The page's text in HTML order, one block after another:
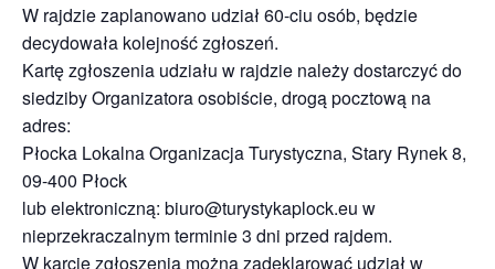
W rajdzie zaplanowano udział 60-ciu osób, będzie
decydowała kolejność zgłoszeń.
Kartę zgłoszenia udziału w rajdzie należy dostarczyć do
siedziby Organizatora osobiście, drogą pocztową na
adres:
Płocka Lokalna Organizacja Turystyczna, Stary Rynek 8,
09-400 Płock
lub elektroniczną: biuro@turystykaplock.eu w
nieprzekraczalnym terminie 3 dni przed rajdem.
W karcie zgłoszenia można zadeklarować udział w